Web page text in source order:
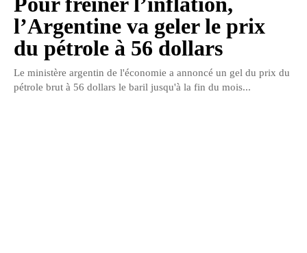
l’Argentine va geler le prix
du pétrole à 56 dollars
Le ministère argentin de l'économie a annoncé un gel du prix du
pétrole brut à 56 dollars le baril jusqu'à la fin du mois...